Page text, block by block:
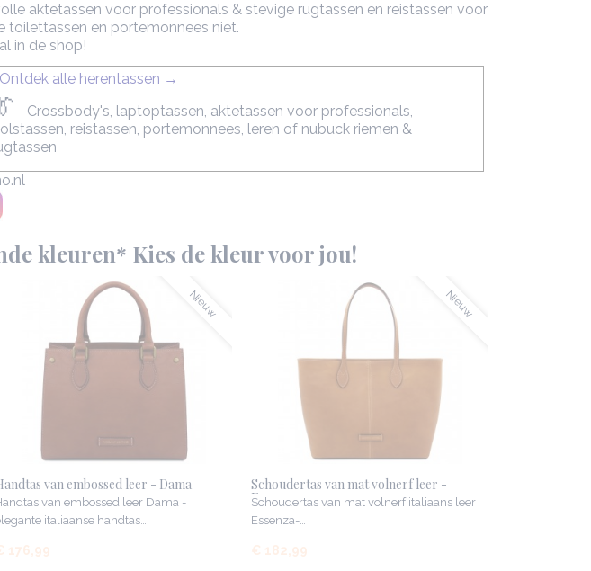
aktetassen voor professionals & stevige rugtassen en reistassen voor
toilettassen en portemonnees niet.
in de shop!
alle herentassen →
Crossbody's, laptoptassen, aktetassen voor professionals,
reistassen, portemonnees, leren of nubuck riemen &
kleuren* Kies de kleur voor jou!
Nieuw
van embossed leer - Dama
van embossed leer Dama -
italiaanse handtas…
176,99
Nieuw
Schoudertas van mat volnerf leer -
Essenza
Schoudertas van mat volnerf italiaans leer
Essenza-…
€ 182,99